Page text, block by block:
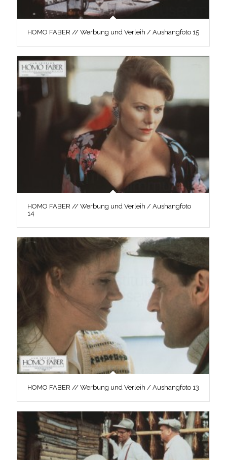
HOMO FABER // Werbung und Verleih / Aushangfoto 15
HOMO FABER // Werbung und Verleih / Aushangfoto
14
HOMO FABER // Werbung und Verleih / Aushangfoto 13